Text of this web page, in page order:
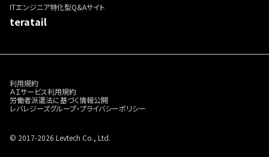
ITエンジニア特化型Q&Aサイト
teratail
利用規約
ＡＩサービス利用規約
労働者派遣法に基づく情報公開
レバレジーズグループ・プライバシーポリシー
© 2017-2026 Levtech Co., Ltd.